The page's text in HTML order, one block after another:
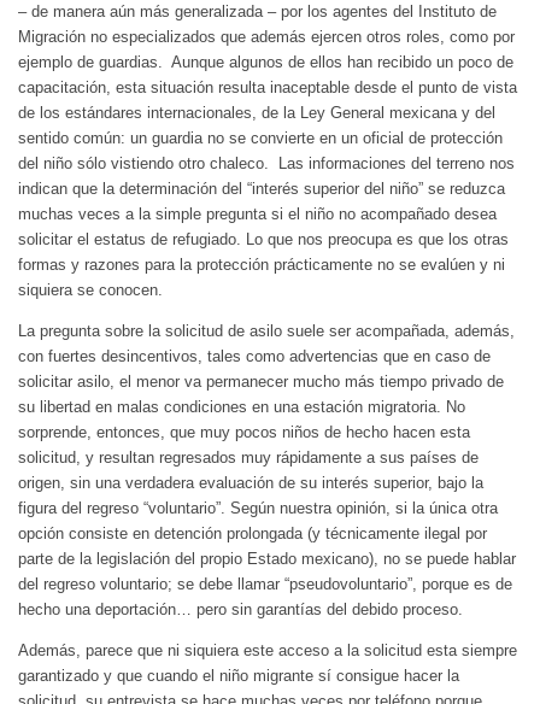
– de manera aún más generalizada – por los agentes del Instituto de
Migración no especializados que además ejercen otros roles, como por
ejemplo de guardias. Aunque algunos de ellos han recibido un poco de
capacitación, esta situación resulta inaceptable desde el punto de vista
de los estándares internacionales, de la Ley General mexicana y del
sentido común: un guardia no se convierte en un oficial de protección
del niño sólo vistiendo otro chaleco. Las informaciones del terreno nos
indican que la determinación del “interés superior del niño” se reduzca
muchas veces a la simple pregunta si el niño no acompañado desea
solicitar el estatus de refugiado. Lo que nos preocupa es que los otras
formas y razones para la protección prácticamente no se evalúen y ni
siquiera se conocen.
La pregunta sobre la solicitud de asilo suele ser acompañada, además,
con fuertes desincentivos, tales como advertencias que en caso de
solicitar asilo, el menor va permanecer mucho más tiempo privado de
su libertad en malas condiciones en una estación migratoria. No
sorprende, entonces, que muy pocos niños de hecho hacen esta
solicitud, y resultan regresados muy rápidamente a sus países de
origen, sin una verdadera evaluación de su interés superior, bajo la
figura del regreso “voluntario”. Según nuestra opinión, si la única otra
opción consiste en detención prolongada (y técnicamente ilegal por
parte de la legislación del propio Estado mexicano), no se puede hablar
del regreso voluntario; se debe llamar “pseudovoluntario”, porque es de
hecho una deportación… pero sin garantías del debido proceso.
Además, parece que ni siquiera este acceso a la solicitud esta siempre
garantizado y que cuando el niño migrante sí consigue hacer la